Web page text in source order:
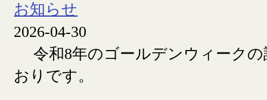
お知らせ
2026-04-30
令和8年のゴールデンウィークの
おりです。